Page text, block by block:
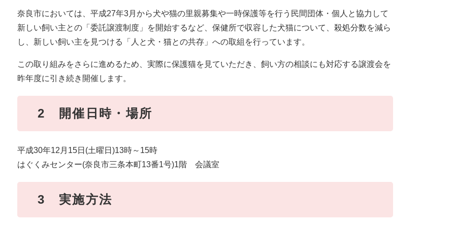
奈良市においては、平成27年3月から犬や猫の里親募集や一時保護等を行う民間団体・個人と協力して
新しい飼い主との「委託譲渡制度」を開始するなど、保健所で収容した犬猫について、殺処分数を減ら
し、新しい飼い主を見つける「人と犬・猫との共存」への取組を行っています。
この取り組みをさらに進めるため、実際に保護猫を見ていただき、飼い方の相談にも対応する譲渡会を
昨年度に引き続き開催します。
2 開催日時・場所
平成30年12月15日(土曜日)13時～15時
はぐくみセンター(奈良市三条本町13番1号)1階 会議室
3 実施方法